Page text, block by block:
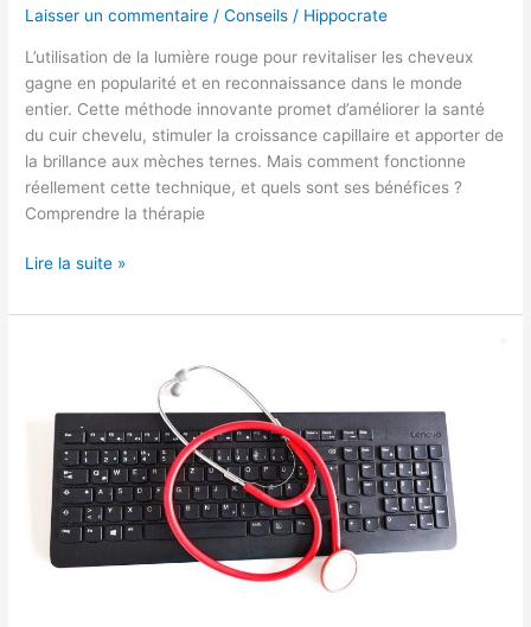
Laisser un commentaire /Conseils / Hippocrate
L’utilisation de la lumière rouge pour revitaliser les cheveux
gagne en popularité et en reconnaissance dans le monde
entier. Cette méthode innovante promet d’améliorer la santé
du cuir chevelu, stimuler la croissance capillaire et apporter de
la brillance aux mèches ternes. Mais comment fonctionne
réellement cette technique, et quels sont ses bénéfices ?
Comprendre la thérapie
Lire la suite »
votre
cabinet
découvrez
les